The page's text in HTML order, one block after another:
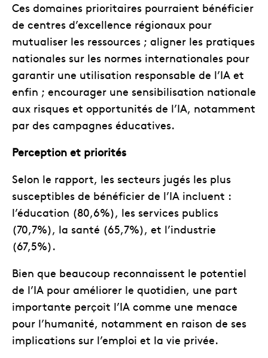
Ces domaines prioritaires pourraient bénéficier
de centres d’excellence régionaux pour
mutualiser les ressources ; aligner les pratiques
nationales sur les normes internationales pour
garantir une utilisation responsable de l’IA et
enfin ; encourager une sensibilisation nationale
aux risques et opportunités de l’IA, notamment
par des campagnes éducatives.
Perception et priorités
Selon le rapport, les secteurs jugés les plus
susceptibles de bénéficier de l’IA incluent :
l’éducation (80,6%), les services publics
(70,7%), la santé (65,7%), et l’industrie
(67,5%).
Bien que beaucoup reconnaissent le potentiel
de l’IA pour améliorer le quotidien, une part
importante perçoit l’IA comme une menace
pour l’humanité, notamment en raison de ses
implications sur l’emploi et la vie privée.